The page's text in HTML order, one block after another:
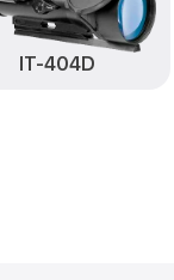
IT-404D